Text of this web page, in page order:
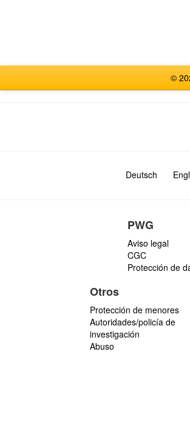
©
Deutsch
PWG
Aviso legal
CGC
Protección de
Otros
Protección de menores
Autoridades/policía de
investigación
Abuso